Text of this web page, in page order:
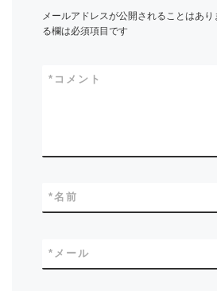
メールアドレスが公開されることはあり
る欄は必須項目です
コメント
*
名前
*
メール
*